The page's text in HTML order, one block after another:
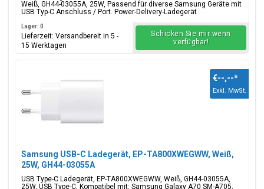
Weiß, GH44-03055A, 25W, Passend für diverse Samsung Geräte mit
USB Typ-C Anschluss / Port. Power-Delivery-Ladegerät
Lager: 0
Lieferzeit: Versandbereit in 5 -
15 Werktagen
Schicken Sie mir wenn
verfügbar!
Samsung USB-C Ladegerät, EP-TA800XWEGWW, Weiß,
25W, GH44-03055A
USB Type-C Ladegerät, EP-TA800XWEGWW, Weiß, GH44-03055A,
25W, USB Type-C, Kompatibel mit: Samsung Galaxy A70 SM-A705,
€--,--*
Exkl. MwSt.